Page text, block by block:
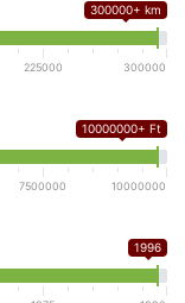
300000+ km
225000 300000
10000000+ Ft
7500000 10000000
1996